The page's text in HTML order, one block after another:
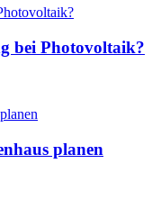
bei Photovoltaik?
planen